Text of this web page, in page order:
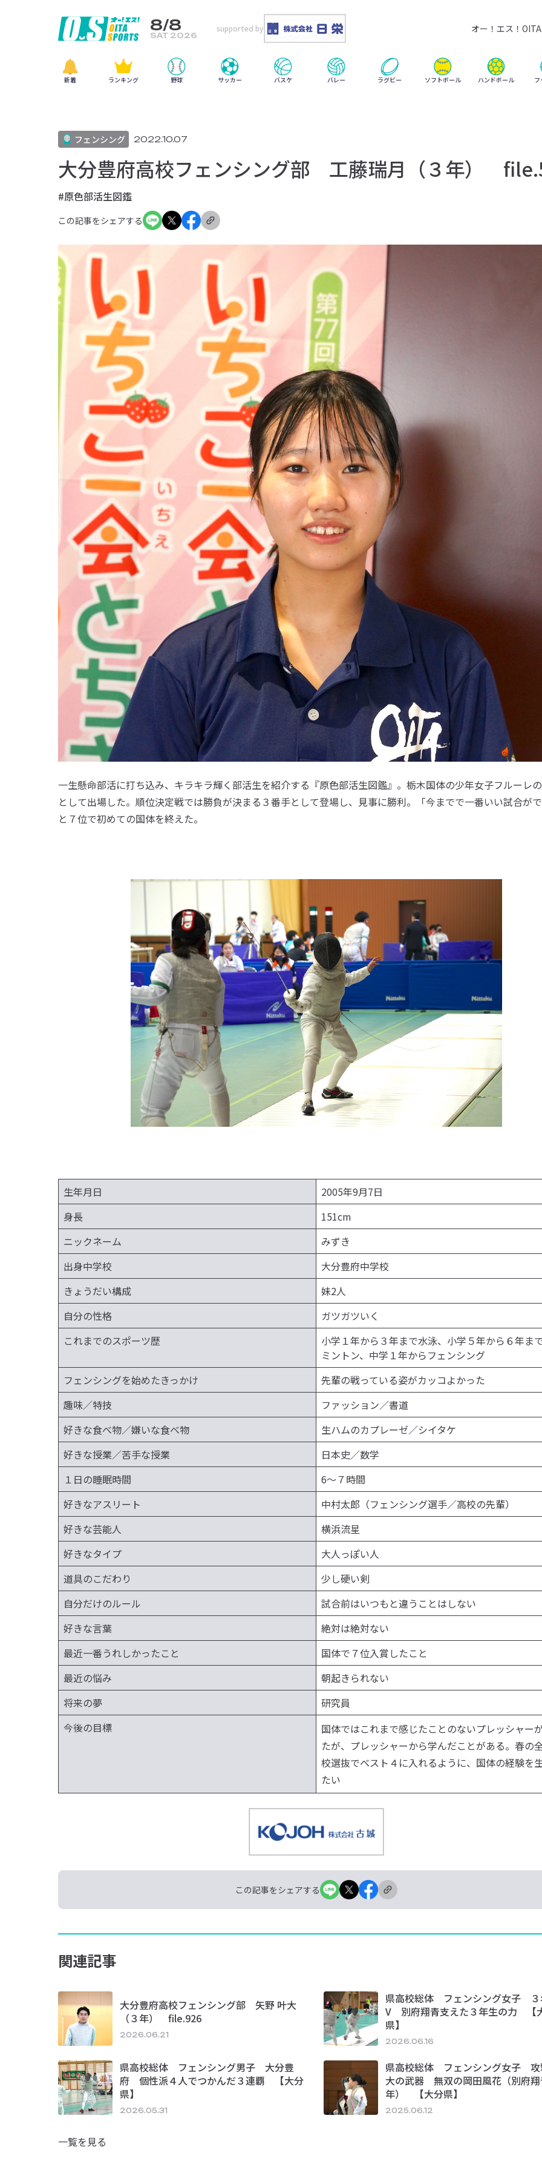
8/8
SAT 2026
supported by オー！エス！
新着 ランキング 野球 サッカー バスケ バレー ラグビー ソフトボール ハンドボール
フェンシング 2022.10.07
大分豊府高校フェンシング部 工藤瑞月（３年）
#原色部活生図鑑
この記事をシェアする
一生懸命部活に打ち込み、キラキラ輝く部活生を紹介する『原色部活生図鑑』。栃木国体の少年女子フルーレ
として出場した。順位決定戦では勝負が決まる３番手として登場し、見事に勝利。「今までで一番いい試合が
と７位で初めての国体を終えた。
生年月日
2005年9月7日
身長
151cm
ニックネーム
みずき
出身中学校
大分豊府中学校
きょうだい構成
妹2人
自分の性格
ガツガツいく
これまでのスポーツ歴
小学１年から３年まで水泳、小学５年から６年ま
ミントン、中学１年からフェンシング
フェンシングを始めたきっかけ
先輩の戦っている姿がカッコよかった
趣味／特技
ファッション／書道
好きな食べ物／嫌いな食べ物
生ハムのカプレーゼ／シイタケ
好きな授業／苦手な授業
日本史／数学
１日の睡眠時間
6〜７時間
好きなアスリート
中村太郎（フェンシング選手／高校の先輩）
好きな芸能人
横浜流星
好きなタイプ
大人っぽい人
道具のこだわり
少し硬い剣
自分だけのルール
試合前はいつもと違うことはしない
好きな言葉
絶対は絶対ない
最近一番うれしかったこと
国体で７位入賞したこと
最近の悩み
朝起きられない
将来の夢
研究員
今後の目標
国体ではこれまで感じたことのないプレッシャー
たが、プレッシャーから学んだことがある。春の
校選抜でベスト４に入れるように、国体の経験を
たい
この記事をシェアする
関連記事
大分豊府高校フェンシング部 矢野 叶大
（３年） file.926
2026.06.21
県高校総体 フェンシング女子 ３
V 別府翔青支えた３年生の力 【
県】
2026.06.16
県高校総体 フェンシング男子 大分豊
府 個性派４人でつかんだ３連覇 【大分
県】
2026.05.31
県高校総体 フェンシング女子 攻
大の武器 無双の岡田風花（別府
年） 【大分県】
2025.06.12
一覧を見る